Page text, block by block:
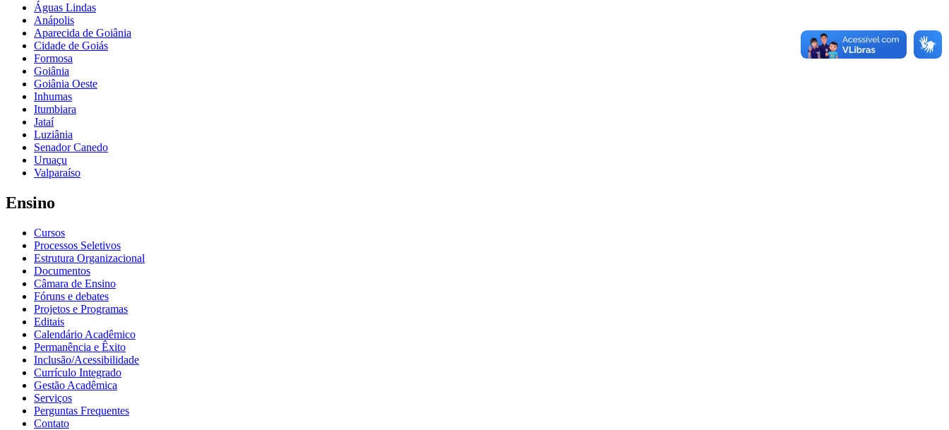
Águas Lindas
Anápolis
Aparecida de Goiânia
Cidade de Goiás
Formosa
Goiânia
Goiânia Oeste
Inhumas
Itumbiara
Jataí
Luziânia
Senador Canedo
Uruaçu
Valparaíso
Ensino
Cursos
Processos Seletivos
Estrutura Organizacional
Documentos
Câmara de Ensino
Fóruns e debates
Projetos e Programas
Editais
Calendário Acadêmico
Permanência e Êxito
Inclusão/Acessibilidade
Currículo Integrado
Gestão Acadêmica
Serviços
Perguntas Frequentes
Contato